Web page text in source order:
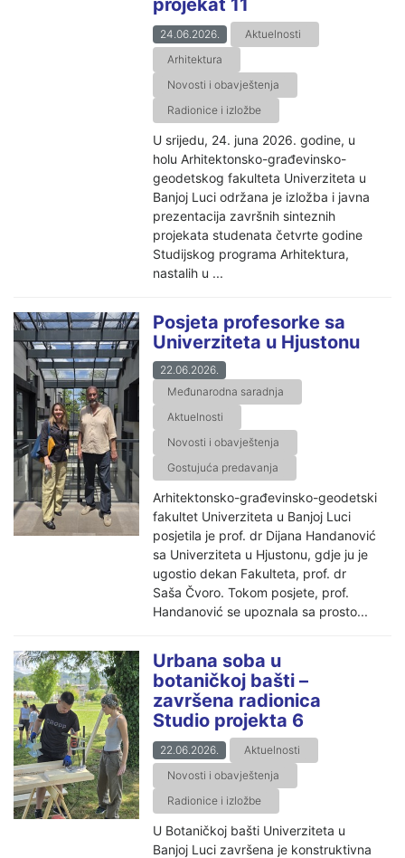
24.06.2026.
Aktuelnosti
Arhitektura
Novosti i obavještenja
Radionice i izložbe
U srijedu, 24. juna 2026. godine, u
holu Arhitektonsko-građevinsko-
geodetskog fakulteta Univerziteta u
Banjoj Luci održana je izložba i javna
prezentacija završnih sinteznih
projekata studenata četvrte godine
Studijskog programa Arhitektura,
nastalih u ...
Posjeta profesorke sa
Univerziteta u Hjustonu
22.06.2026.
Međunarodna saradnja
Aktuelnosti
Novosti i obavještenja
Gostujuća predavanja
Arhitektonsko-građevinsko-geodetski
fakultet Univerziteta u Banjoj Luci
posjetila je prof. dr Dijana Handanović
sa Univerziteta u Hjustonu, gdje ju je
ugostio dekan Fakulteta, prof. dr
Saša Čvoro. Tokom posjete, prof.
Handanović se upoznala sa prosto...
Urbana soba u
botaničkoj bašti –
završena radionica
Studio projekta 6
22.06.2026.
Aktuelnosti
Novosti i obavještenja
Radionice i izložbe
U Botaničkoj bašti Univerziteta u
Banjoj Luci završena je konstruktivna